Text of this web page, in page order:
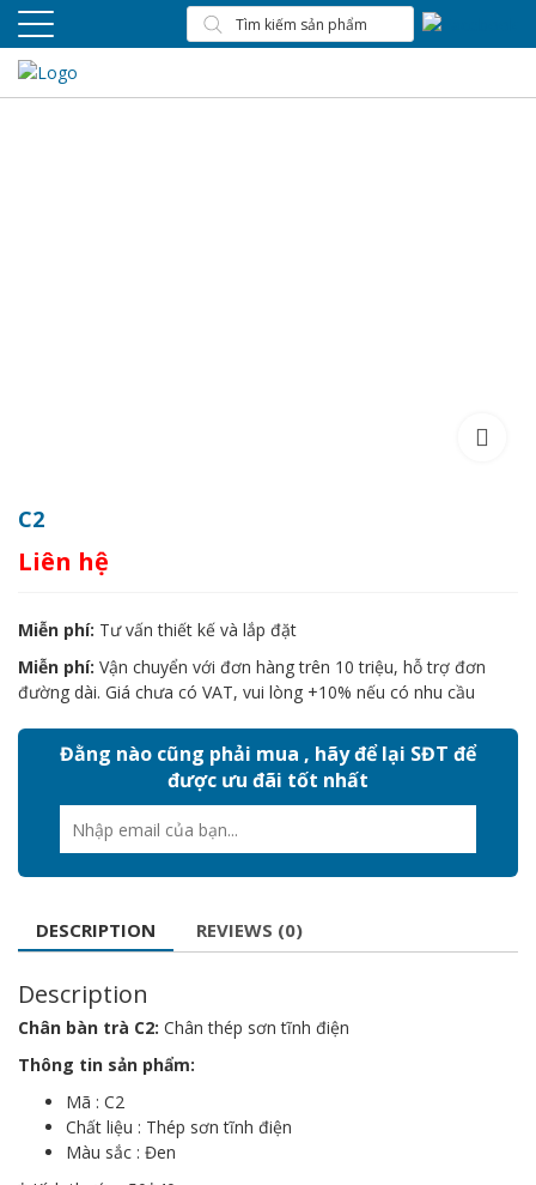
C2
Liên hệ
Miễn phí: Tư vấn thiết kế và lắp đặt
Miễn phí: Vận chuyển với đơn hàng trên 10 triệu, hỗ trợ đơn
đường dài. Giá chưa có VAT, vui lòng +10% nếu có nhu cầu
Đằng nào cũng phải mua , hãy để lại SĐT để
được ưu đãi tốt nhất
DESCRIPTION REVIEWS (0)
Description
Chân bàn trà C2: Chân thép sơn tĩnh điện
Thông tin sản phẩm:
Mã : C2
Chất liệu : Thép sơn tĩnh điện
Màu sắc : Đen